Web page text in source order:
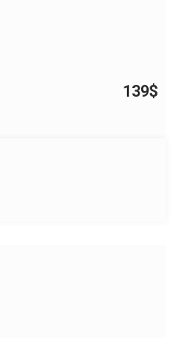
139$